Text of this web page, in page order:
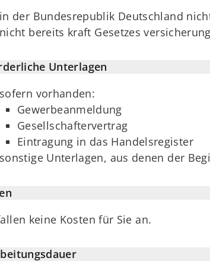
in der Bundesrepublik Deutschland
nicht bereits kraft Gesetzes
Unterlagen
sofern vorhanden:
Gewerbeanmeldung
Gesellschaftervertrag
Eintragung in das Handelsregister
sonstige Unterlagen, aus denen der
keine Kosten für Sie an.